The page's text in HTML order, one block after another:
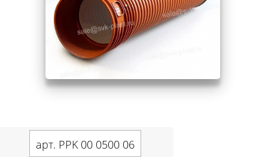
арт. PPK 00 0500 06